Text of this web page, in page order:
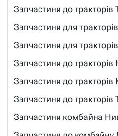
Запчастини до тракторів
Запчастини для
Запчастини для
Запчастини до
Запчастини до тракторів
Запчастини до тракторів
Запчастини комбайна